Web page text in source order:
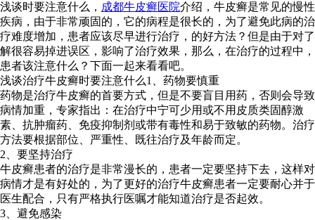
浅谈时要注意什么， 成都牛皮癣医院介绍，牛皮癣是常见的慢性
疾病，由于非常顽固的，它的病程是很长的，为了避免此病的治
疗难度增加，患者应该尽早进行治疗，的好方法？但是由于对了
解很容易掉进误区，影响了治疗效果，那么，在治疗的过程中，
患者该注意什么？下面一起来看看吧。
浅谈治疗牛皮癣时要注意什么1、药物要慎重
药物是治疗牛皮癣的首要方式，但是不要盲目用药，否则会导致
病情加重，专家指出：在治疗中宁可少用或不用皮质类固醇激
素、抗肿瘤药、免疫抑制剂或带有毒性和易于致敏的药物。治疗
方法要根据部位、严重性、既往治疗及年龄而定。
2、要坚持治疗
牛皮癣患者的治疗是非常漫长的，患者一定要坚持下去，这样对
病情才是有好处的，为了更好的治疗牛皮癣患者一定要耐心并于
医生配合，只有严格执行医嘱才能知道治疗是否起效。
3、避免感染